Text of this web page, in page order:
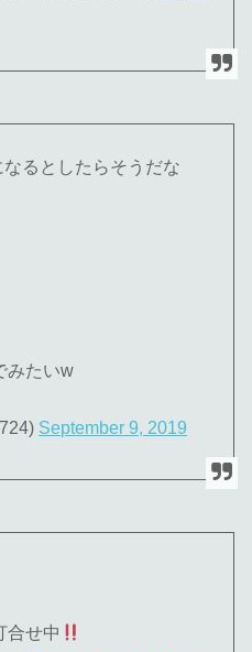
るとしたらそうだな
みたいw
September 9, 2019
合せ中